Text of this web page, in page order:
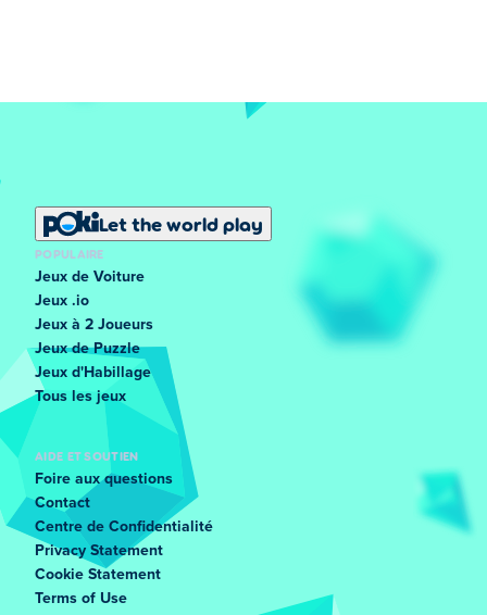
Let the world play
POPULAIRE
Jeux de Voiture
Jeux .io
Jeux à 2 Joueurs
Jeux de Puzzle
Jeux d'Habillage
Tous les jeux
AIDE ET SOUTIEN
Foire aux questions
Contact
Centre de Confidentialité
Privacy Statement
Cookie Statement
Terms of Use